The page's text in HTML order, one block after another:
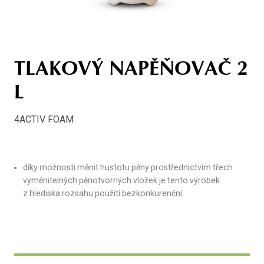
TLAKOVÝ NAPĚŇOVAČ 2
L
4ACTIV FOAM
díky možnosti měnit hustotu pěny prostřednictvím třech
vyměnitelných pěnotvorných vložek je tento výrobek
z hlediska rozsahu použití bezkonkurenční